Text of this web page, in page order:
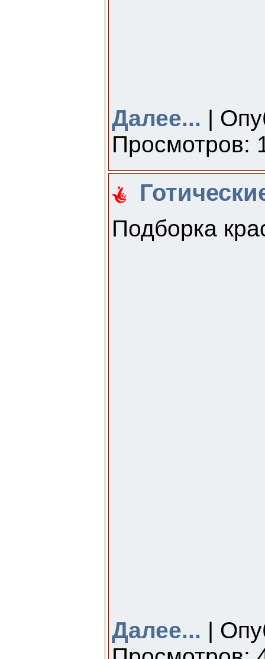
Далее... |
Просмотров:
Подборка
Далее... |